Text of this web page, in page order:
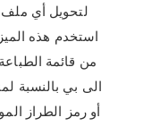
الى بي بالنسبة